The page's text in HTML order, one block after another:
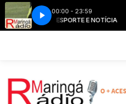
00:00 - 23:59
MÚSICA, ESPORTE E NOTÍCIA